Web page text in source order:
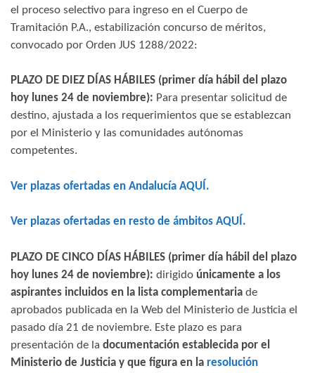
el proceso selectivo para ingreso en el Cuerpo de
Tramitación P.A., estabilización concurso de méritos,
convocado por Orden JUS 1288/2022:
PLAZO DE DIEZ DÍAS HÁBILES (primer día hábil del plazo
hoy lunes 24 de noviembre): Para presentar solicitud de
destino, ajustada a los requerimientos que se establezcan
por el Ministerio y las comunidades autónomas
competentes.
Ver plazas ofertadas en Andalucía AQUÍ.
Ver plazas ofertadas en resto de ámbitos AQUÍ.
PLAZO DE CINCO DÍAS HÁBILES (primer día hábil del plazo
hoy lunes 24 de noviembre): dirigido únicamente a los
aspirantes incluidos en la lista complementaria de
aprobados publicada en la Web del Ministerio de Justicia el
pasado día 21 de noviembre. Este plazo es para
presentación de la documentación establecida por el
Ministerio de Justicia y que figura en la resolución